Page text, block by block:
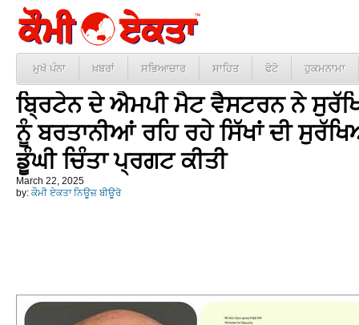
ਮੁਖੱ ਪੰਨਾ ਖ਼ਬਰਾਂ ਸਭਿਆਚਾਰ ਸਾਹਿਤ ਫੋਟੋ ਹੁਕਮਨਾਮਾ
ਬ੍ਰਿਟੇਨ ਦੇ ਐਮਪੀ ਮੈਟ ਵੈਸਟਰਨ ਨੇ
ਨੂੰ ਬਰਤਾਨੀਆਂ ਰਹਿ ਰਹੇ ਸਿੱਖਾਂ ਦੀ
ਡੂੰਘੀ ਚਿੰਤਾ ਪ੍ਰਗਟ ਕੀਤੀ
March 22, 2025
by: ਕੌਮੀ ਏਕਤਾ ਨਿਊਜ਼ ਬੀਊਰੋ